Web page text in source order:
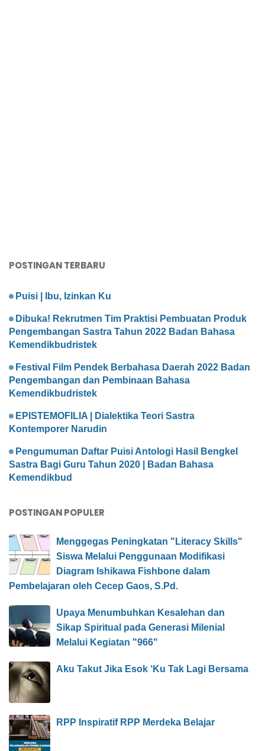
POSTINGAN TERBARU
Puisi | Ibu, Izinkan Ku
Dibuka! Rekrutmen Tim Praktisi Pembuatan Produk
Pengembangan Sastra Tahun 2022 Badan Bahasa
Kemendikbudristek
Festival Film Pendek Berbahasa Daerah 2022 Badan
Pengembangan dan Pembinaan Bahasa
Kemendikbudristek
EPISTEMOFILIA | Dialektika Teori Sastra
Kontemporer Narudin
Pengumuman Daftar Puisi Antologi Hasil Bengkel
Sastra Bagi Guru Tahun 2020 | Badan Bahasa
Kemendikbud
POSTINGAN POPULER
Menggegas Peningkatan "Literacy Skills"
Siswa Melalui Penggunaan Modifikasi
Diagram Ishikawa Fishbone dalam
Pembelajaran oleh Cecep Gaos, S.Pd.
Upaya Menumbuhkan Kesalehan dan
Sikap Spiritual pada Generasi Milenial
Melalui Kegiatan "966"
Aku Takut Jika Esok ‘Ku Tak Lagi Bersama
RPP Inspiratif RPP Merdeka Belajar